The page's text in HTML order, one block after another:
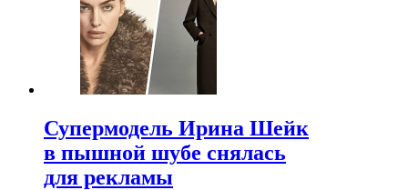
Супермодель Ирина Шейк
в пышной шубе снялась
для рекламы